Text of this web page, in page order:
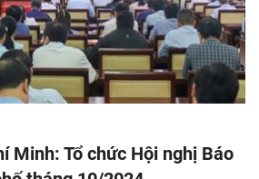
Minh: Tổ chức Hội nghị Báo